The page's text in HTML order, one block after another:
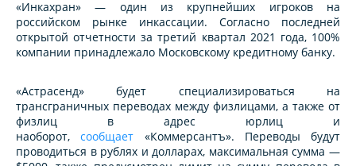
«Инкахран» — один из крупнейших игроков на
российском рынке инкассации. Согласно последней
открытой отчетности за третий квартал 2021 года, 100%
компании принадлежало Московскому кредитному банку.
«Астрасенд» будет специализироваться на
трансграничных переводах между физлицами, а также от
физлиц в адрес юрлиц и
наоборот,сообщает «Коммерсантъ». Переводы будут
проводиться в рублях и долларах, максимальная сумма —